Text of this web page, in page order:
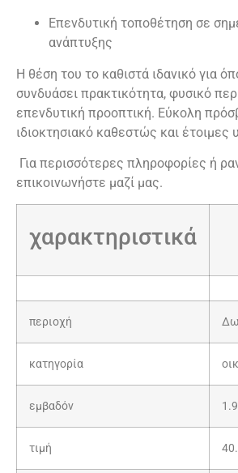
Επενδυτική τοποθέτηση σε
ανάπτυξης
Η θέση του το καθιστά ιδανικό για
συνδυάσει πρακτικότητα, φυσικό
επενδυτική προοπτική. Εύκολη
ιδιοκτησιακό καθεστώς και έτοιμες
Για περισσότερες πληροφορίες ή
επικοινωνήστε μαζί μας.
χαρακτηριστικά
περιοχή
κατηγορία
εμβαδόν
τιμή